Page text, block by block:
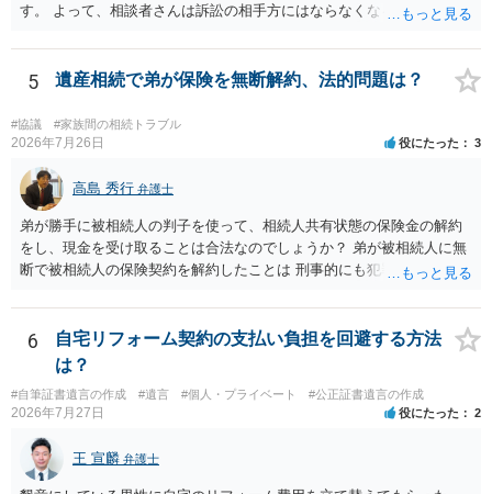
す。 よって、相談者さんは訴訟の相手方にはならなくなるので（明け
理証明を家庭裁判所で取得し、コピーを答弁書に添えて裁判所に提出
してください。 質問２について 請求棄却を求める答弁書を提出すれ
ば、第１回期日は出席する必要がありません。その日は差支え（用事
があり出席できない）との記載で十分です。 質問３について 弁護士で
はないので、ｍｉｎｔｓでの提出の必要は無いと思います。郵送（期
限までに届けばよい）で十分です。 詳細は、書面記載の裁判所書記官
にお問い合わせください。 以上、ご参考まで。
5 遺産相続で弟が保険を無断解約、法的問題は？
#協議 #家族間の相続トラブル
2026年7月26日 役にたった 3
高島 秀行 弁護士
弟が勝手に被相続人の判子を使って、相続人共有状態の保険金の解約
をし、現金を受け取ることは合法なのでしょうか？ 弟が被相続人に無
断で被相続人の保険契約を解約したことは 刑事的にも犯罪となる可能
された書類のコピーを取得して、弁護士に面談で詳しい事情を話して
相談 されたら良いと思います。
6
自宅リフォーム契約の支払い負担を回避する方法
は？
#自筆証書遺言の作成 #遺言 #個人・プライベート #公正証書遺言の作成
2026年7月27日 役にたった 2
王 宣麟 弁護士